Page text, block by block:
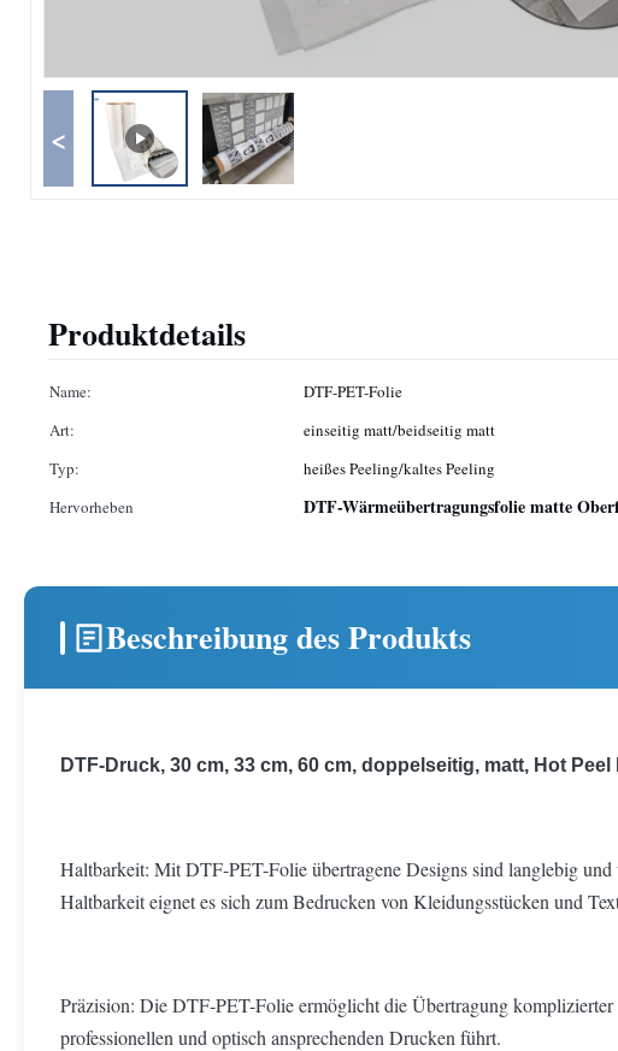
<
Produktdetails
Name: DTF-PET-Folie
Art:
einseitig matt/beidseitig matt
Typ:
heißes Peeling/kaltes Peeling
Hervorheben
DTF-Wärmeübertragungsfolie matte
Beschreibung des Produkts
DTF-Druck, 30 cm, 33 cm, 60 cm, doppelseitig, matt, Hot
Haltbarkeit: Mit DTF-PET-Folie übertragene Designs sind langlebig
Haltbarkeit eignet es sich zum Bedrucken von Kleidungsstücken und
Präzision: Die DTF-PET-Folie ermöglicht die Übertragung
professionellen und optisch ansprechenden Drucken führt.